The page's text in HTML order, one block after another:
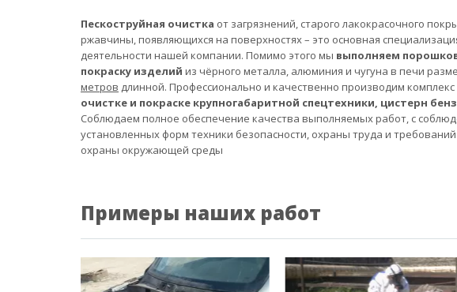
Пескоструйная очистка от загрязнений, старого лакокрасочного
ржавчины, появляющихся на поверхностях – это основная
деятельности нашей компании. Помимо этого мы выполняем
покраску изделий из чёрного металла, алюминия и чугуна в печи
метров длинной. Профессионально и качественно производим
очистке и покраске крупногабаритной спецтехники, цистерн
Соблюдаем полное обеспечение качества выполняемых работ, с
установленных форм техники безопасности, охраны труда и требований
охраны окружающей среды
Примеры наших работ